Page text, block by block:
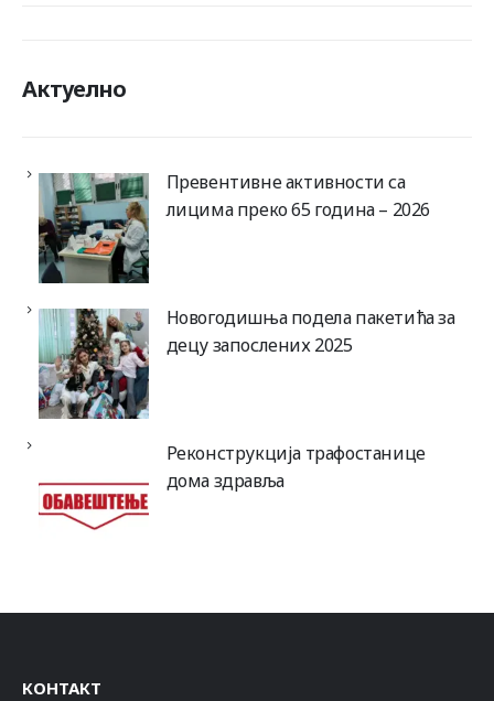
Актуелно
Превентивне активности са
лицима преко 65 година – 2026
Новогодишња подела пакетића за
децу запослених 2025
Реконструкција трафостанице
дома здравља
КОНТАКТ